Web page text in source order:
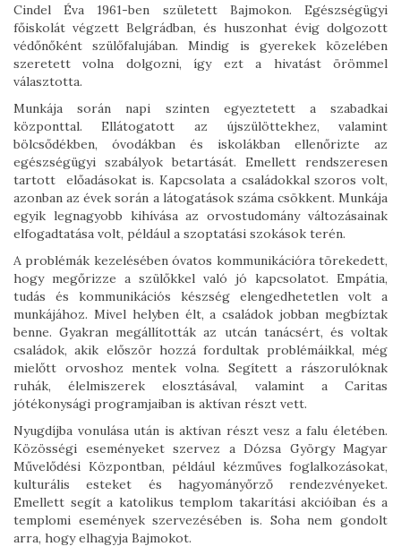
Cindel Éva 1961-ben született Bajmokon. Egészségügyi
főiskolát végzett Belgrádban, és huszonhat évig dolgozott
védőnőként szülőfalujában. Mindig is gyerekek közelében
szeretett volna dolgozni, így ezt a hivatást örömmel
választotta.
Munkája során napi szinten egyeztetett a szabadkai
központtal. Ellátogatott az újszülöttekhez, valamint
bölcsődékben, óvodákban és iskolákban ellenőrizte az
egészségügyi szabályok betartását. Emellett rendszeresen
tartott előadásokat is. Kapcsolata a családokkal szoros volt,
azonban az évek során a látogatások száma csökkent. Munkája
egyik legnagyobb kihívása az orvostudomány változásainak
elfogadtatása volt, például a szoptatási szokások terén.
A problémák kezelésében óvatos kommunikációra törekedett,
hogy megőrizze a szülőkkel való jó kapcsolatot. Empátia,
tudás és kommunikációs készség elengedhetetlen volt a
munkájához. Mivel helyben élt, a családok jobban megbíztak
benne. Gyakran megállították az utcán tanácsért, és voltak
családok, akik először hozzá fordultak problémáikkal, még
mielőtt orvoshoz mentek volna. Segített a rászorulóknak
ruhák, élelmiszerek elosztásával, valamint a Caritas
jótékonysági programjaiban is aktívan részt vett.
Nyugdíjba vonulása után is aktívan részt vesz a falu életében.
Közösségi eseményeket szervez a Dózsa György Magyar
Művelődési Központban, például kézműves foglalkozásokat,
kulturális esteket és hagyományőrző rendezvényeket.
Emellett segít a katolikus templom takarítási akcióiban és a
templomi események szervezésében is. Soha nem gondolt
arra, hogy elhagyja Bajmokot.